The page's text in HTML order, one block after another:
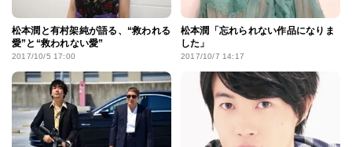
松本潤と有村架純が語る、“救われる
愛”と“救われない愛”
2017/10/5 17:00
松本潤「忘れられない作品になりま
した」
2017/10/7 14:17